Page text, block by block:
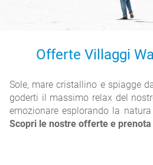
Offerte Villaggi
Sole, mare cristallino e spiagge
goderti il massimo relax del
emozionare esplorando la
Scopri le nostre offerte e